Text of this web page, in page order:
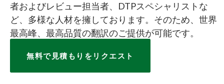
者およびレビュー担当者、DTPスペシャリストな
ど、多様な人材を擁しております。そのため、世界
最高峰、最高品質の翻訳のご提供が可能です。
無料で見積もりをリクエスト